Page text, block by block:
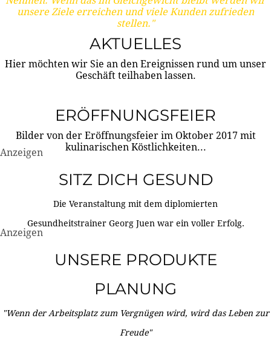
unsere Ziele erreichen und viele Kunden zufrieden
stellen."
AKTUELLES
Hier möchten wir Sie an den Ereignissen rund um unser
Geschäft teilhaben lassen.
ERÖFFNUNGSFEIER
Bilder von der Eröffnungsfeier im Oktober 2017 mit
kulinarischen Köstlichkeiten...
Anzeigen
SITZ DICH GESUND
Die Veranstaltung mit dem diplomierten
Gesundheitstrainer Georg Juen war ein voller Erfolg.
Anzeigen
UNSERE PRODUKTE
PLANUNG
"Wenn der Arbeitsplatz zum Vergnügen wird, wird das Leben zur
Freude"